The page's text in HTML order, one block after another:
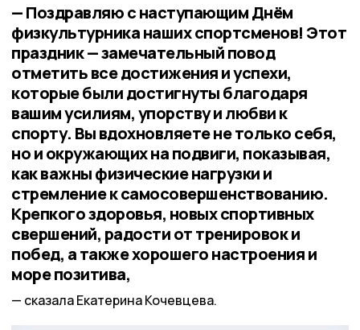
— Поздравляю с наступающим Днём
физкультурника наших спортсменов! Этот
праздник — замечательный повод
отметить все достижения и успехи,
которые были достигнуты благодаря
вашим усилиям, упорству и любви к
спорту. Вы вдохновляете не только себя,
но и окружающих на подвиги, показывая,
как важны физические нагрузки и
стремление к самосовершенствованию.
Крепкого здоровья, новых спортивных
свершений, радости от тренировок и
побед, а также хорошего настроения и
море позитива,
сказала Екатерина Кочевцева.